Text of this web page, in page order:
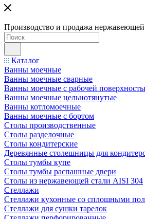
Производство и продажа нержавеющей
Каталог
Ванны моечные
Ванны моечные сварные
Ванны моечные с рабочей
Ванны моечные цельнотянутые
Ванны котломоечные
Ванны моечные с бортом
Столы производственные
Столы разделочные
Столы кондитерские
Деревянные столешницы для
Столы тумбы купе
Столы тумбы распашные двери
Столы из нержавеющей стали AISI 304
Стеллажи
Стеллажи кухонные со сплошными
Стеллажи для сушки тарелок